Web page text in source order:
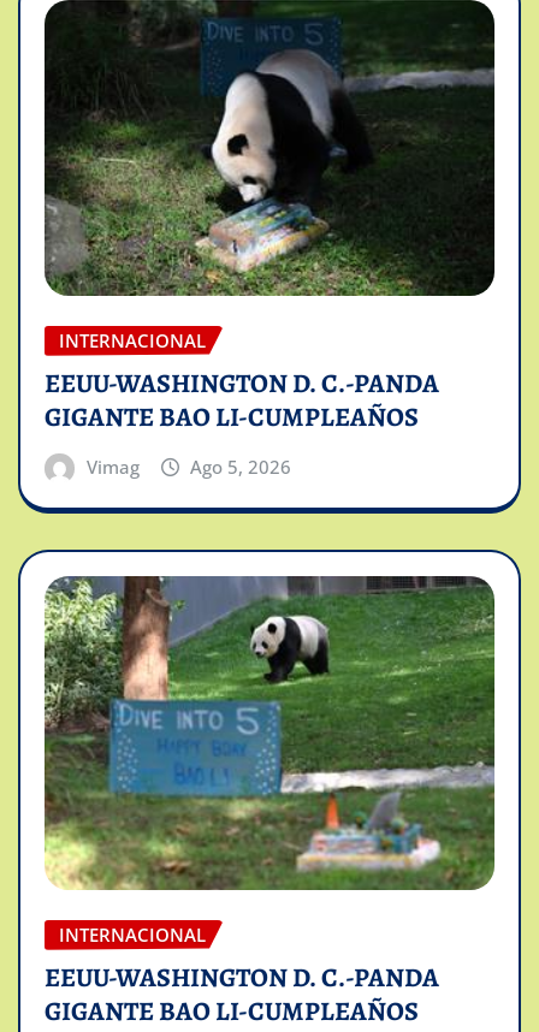
INTERNACIONAL
EEUU-WASHINGTON D. C.-PANDA
GIGANTE BAO LI-CUMPLEAÑOS
Vimag Ago 5, 2026
INTERNACIONAL
EEUU-WASHINGTON D. C.-PANDA
GIGANTE BAO LI-CUMPLEAÑOS